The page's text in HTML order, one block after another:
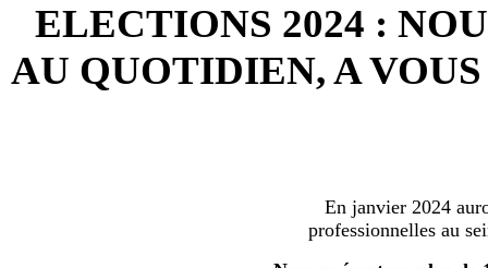
ELECTIONS 2024 :
AU QUOTIDIEN, A
En janvier 2024
professionnelles au